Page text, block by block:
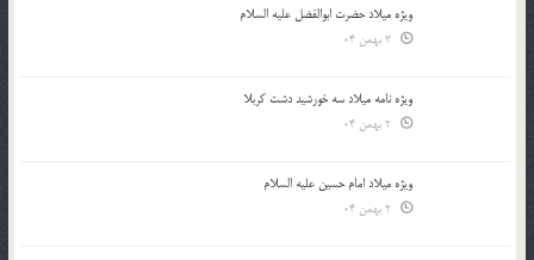
ویژه میلاد حضرت ابوالفضل علیه السلام
ویژه نامه میلاد سه خورشید دشت کربلا
ویژه میلاد امام حسین علیه السلام